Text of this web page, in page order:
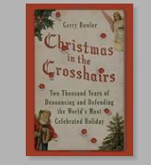
45%
dcto.